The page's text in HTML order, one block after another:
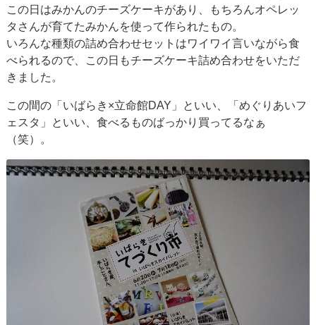
この日はみかんのチーズケーキがあり、もちろんオペレッ
タさんが育てたみかんを使って作られたもの。
いろんな種類の詰め合わせセットはワイワイ言いながら食
べられるので、この日もチーズケーキ詰め合わせをいただ
きました。
この間の「いばらき×立命館DAY」といい、「めぐりあいフ
ェスタ」といい、食べるものばっかり買ってるなぁ
（笑）。